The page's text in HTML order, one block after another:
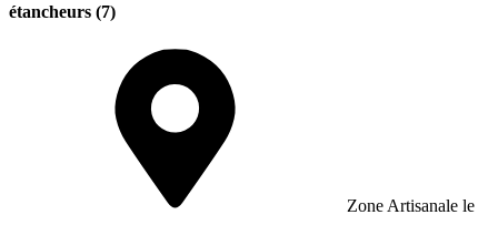
étancheurs (7)
Zone Artisanale le